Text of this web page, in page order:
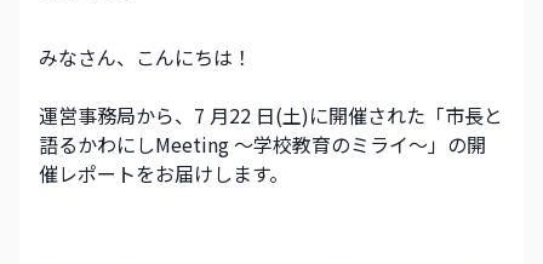
みなさん、こんにちは！
運営事務局から、7 月22 日(土)に開催された「市長と
語るかわにしMeeting ～学校教育のミライ～」の開
催レポートをお届けします。